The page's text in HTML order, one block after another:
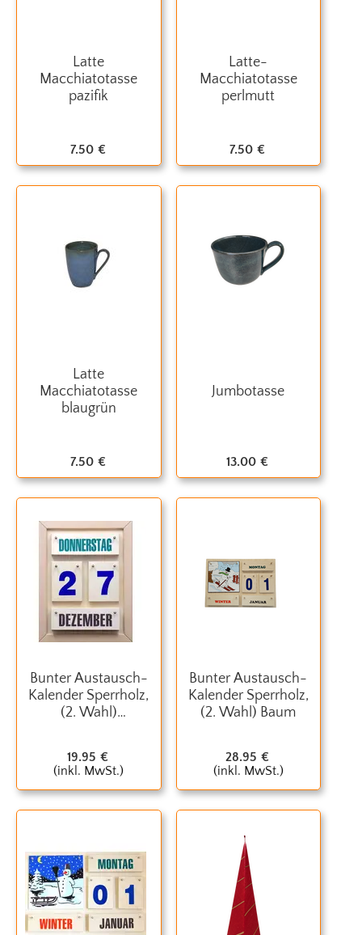
Latte
Macchiatotasse
pazifik
7.50 €
Latte-
Macchiatotasse
perlmutt
7.50 €
Latte
Macchiatotasse
blaugrün
7.50 €
Jumbotasse
13.00 €
Bunter Austausch-
Kalender Sperrholz,
(2. Wahl)
19.95 €
(inkl. MwSt.)
Bunter Austausch-
Kalender Sperrholz,
(2. Wahl) Baum
28.95 €
(inkl. MwSt.)